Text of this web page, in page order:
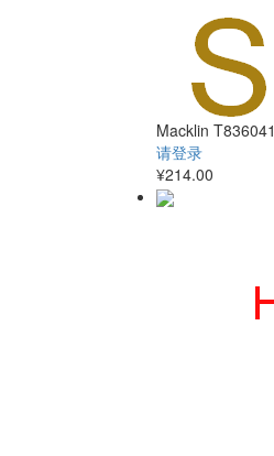
Macklin T836041
请登录
¥214.00